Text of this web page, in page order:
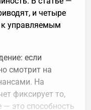
и четыре
к управляемым
если
смотрит на
На
фиксирует то,
это способность